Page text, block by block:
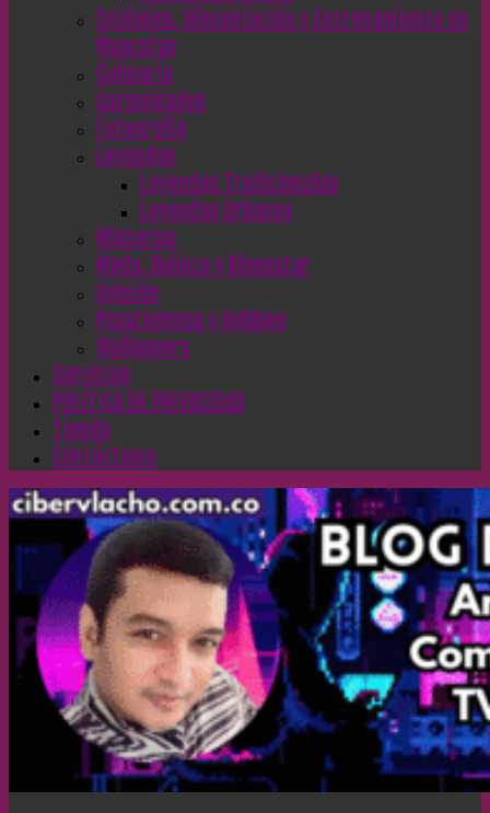
Cuidados, Alimentación y Entrenamiento de
Mascotas
Culinaria
Curiosidades
Fotografía
Leyendas
Leyendas Tradicionales
Leyendas Urbanas
Misterios
Moda, Belleza y Bienestar
Opinión
Pasatiempos y Hobbies
Wallpapers
Servicios
POLÍTICA DE PRIVACIDAD
Tienda
Contáctame